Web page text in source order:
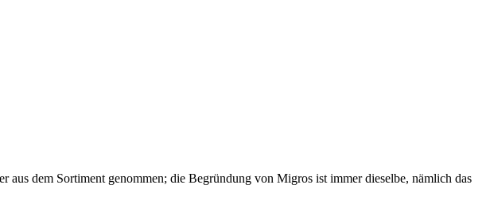
dem Sortiment genommen; die Begründung von Migros ist immer dieselbe, nämlich das